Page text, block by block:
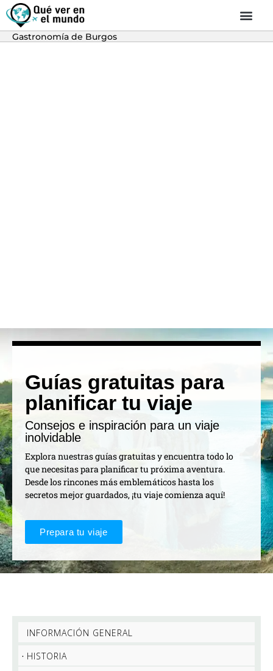
Gastronomía de Burgos
Guías gratuitas para
planificar tu viaje
Consejos e inspiración para un viaje
inolvidable
Explora nuestras guías gratuitas y encuentra todo lo
que necesitas para planificar tu próxima aventura.
Desde los rincones más emblemáticos hasta los
secretos mejor guardados, ¡tu viaje comienza aquí!
Prepara tu viaje
INFORMACIÓN GENERAL
HISTORIA